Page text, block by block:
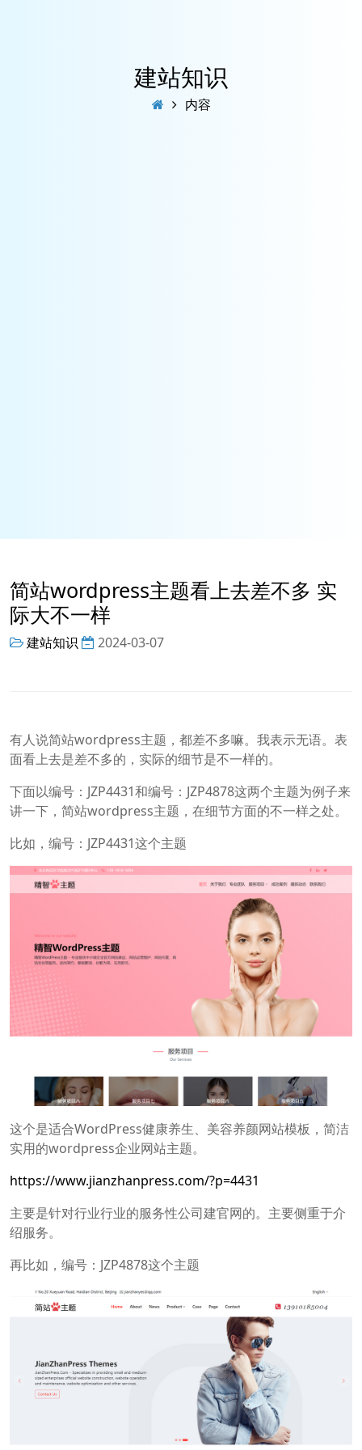
建站知识
内容
简站wordpress主题看上去差不多 实
际大不一样
建站知识 2024-03-07
有人说简站wordpress主题，都差不多嘛。我表示无语。表
面看上去是差不多的，实际的细节是不一样的。
下面以编号：JZP4431和编号：JZP4878这两个主题为例子来
讲一下，简站wordpress主题，在细节方面的不一样之处。
比如，编号：JZP4431这个主题
这个是适合WordPress健康养生、美容养颜网站模板，简洁
实用的wordpress企业网站主题。
https://www.jianzhanpress.com/?p=4431
主要是针对行业行业的服务性公司建官网的。主要侧重于介
绍服务。
再比如，编号：JZP4878这个主题